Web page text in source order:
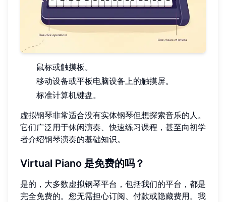
鼠标或触摸板。
移动设备或平板电脑设备上的触摸屏。
标准计算机键盘。
虚拟钢琴非常适合没有实体钢琴但想探索音乐的人。
它们广泛用于休闲演奏、快速练习课程，甚至向初学
者介绍钢琴演奏的基础知识。
Virtual Piano 是免费的吗？
是的，大多数虚拟钢琴平台，包括我们的平台，都是
完全免费的。您无需担心订阅、付款或隐藏费用。我